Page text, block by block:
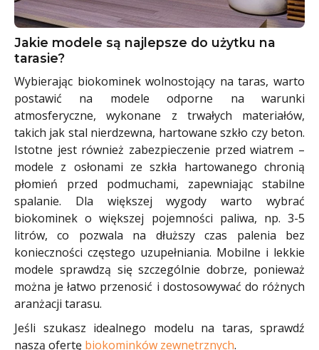
Jakie modele są najlepsze do użytku na
tarasie?
Wybierając biokominek wolnostojący na taras, warto
postawić na modele odporne na warunki
atmosferyczne, wykonane z trwałych materiałów,
takich jak stal nierdzewna, hartowane szkło czy beton.
Istotne jest również zabezpieczenie przed wiatrem –
modele z osłonami ze szkła hartowanego chronią
płomień przed podmuchami, zapewniając stabilne
spalanie. Dla większej wygody warto wybrać
biokominek o większej pojemności paliwa, np. 3-5
litrów, co pozwala na dłuższy czas palenia bez
konieczności częstego uzupełniania. Mobilne i lekkie
modele sprawdzą się szczególnie dobrze, ponieważ
można je łatwo przenosić i dostosowywać do różnych
aranżacji tarasu.
Jeśli szukasz idealnego modelu na taras, sprawdź
naszą ofertę biokominków zewnętrznych.